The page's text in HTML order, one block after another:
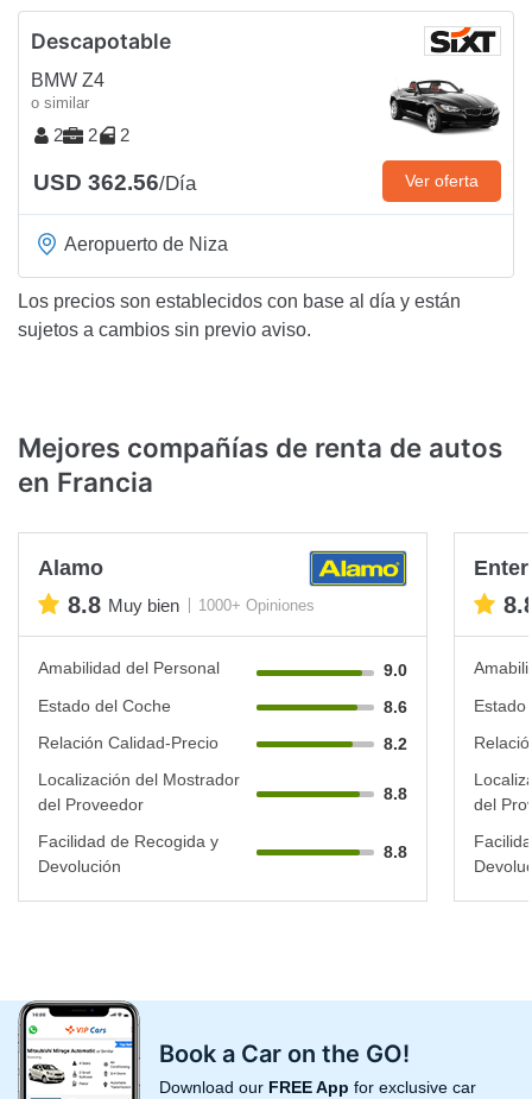
Descapotable
BMW Z4
o similar
2 2 2
USD 362.56/Día Ver oferta
Aeropuerto de Niza
Los precios son establecidos con base al día y están
sujetos a cambios sin previo aviso.
Mejores compañías de renta de autos
en Francia
Alamo
8.8 Muy bien 1000+ Opiniones
Amabilidad del Personal
9.0
Estado del Coche
8.6
Relación Calidad-Precio
8.2
Localización del Mostrador
del Proveedor
8.8
Facilidad de Recogida y
Devolución
8.8
Estado
del
Book a Car on the GO!
Download our FREE App for exclusive car